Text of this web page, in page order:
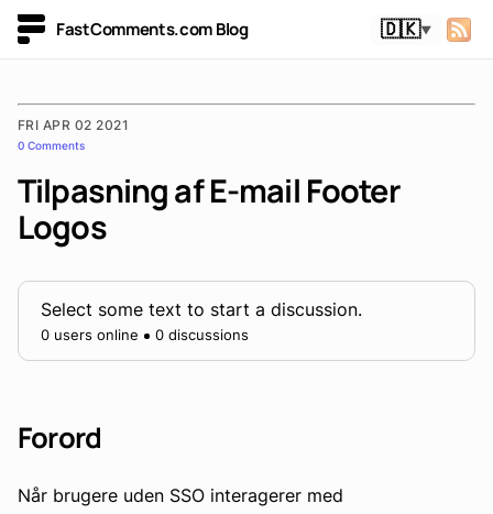
FastComments.com Blog 🇩🇰▼
FRI APR 02 2021
0 Comments
Tilpasning af E-mail Footer
Logos
Select some text to start a discussion.
0 users online 0 discussions
Forord
Når brugere uden SSO interagerer med